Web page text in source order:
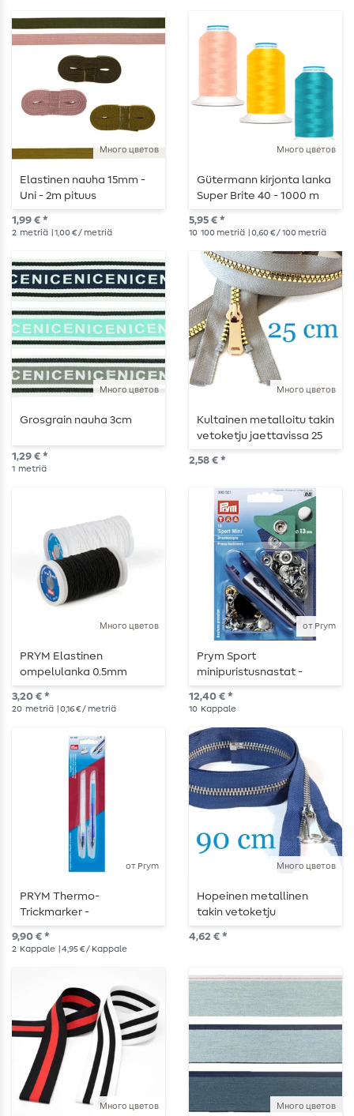
Много цветов
Elastinen nauha 15mm -
Uni - 2m pituus
1,99 € *
2 metriä | 1,00 € / metriä
Много цветов
Gütermann kirjonta lanka
Super Brite 40 - 1000 m
5,95 € *
10 100 metriä | 0,60 € / 100 metriä
Много цветов
Grosgrain nauha 3cm
1,29 € *
1 metriä
Много цветов
Kultainen metalloitu takin
vetoketju jaettavissa 25
cm
2,58 € *
Много цветов
PRYM Elastinen
ompelulanka 0.5mm
3,20 € *
20 metriä | 0,16 € / metriä
от Prym
Prym Sport
minipuristusnastat -
hopeanväriset - 13mm -
työkalulla ja kiinnikkeillä -
12,40 € *
10 Kappale
от Prym
PRYM Thermo-
Trickmarker -
lämpöpoltettava - 2 kpl
9,90 € *
2 Kappale | 4,95 € / Kappale
Много цветов
Hopeinen metallinen
takin vetoketju
jaettavissa 90 cm
4,62 € *
Много цветов Много цветов